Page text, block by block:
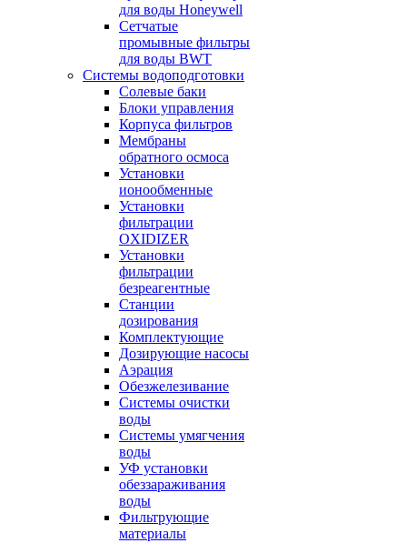
для воды Honeywell
Сетчатые
промывные фильтры
для воды BWT
Системы водоподготовки
Солевые баки
Блоки управления
Корпуса фильтров
Мембраны
обратного осмоса
Установки
ионообменные
Установки
фильтрации
OXIDIZER
Установки
фильтрации
безреагентные
Станции
дозирования
Комплектующие
Дозирующие насосы
Аэрация
Обезжелезивание
Системы очистки
воды
Системы умягчения
воды
УФ установки
обеззараживания
воды
Фильтрующие
материалы